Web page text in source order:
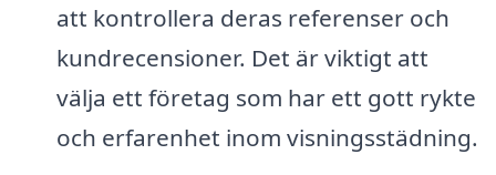
att kontrollera deras referenser och
kundrecensioner. Det är viktigt att
välja ett företag som har ett gott rykte
och erfarenhet inom visningsstädning.